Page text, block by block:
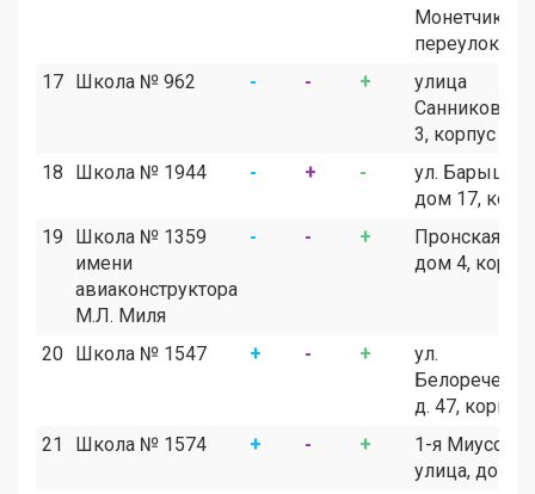
переулок,
17 Школа № 962 - - +
улица
Санникова,
3, корпус 3
18
Школа № 1944 - + -
ул.
дом 17,
19
Школа № 1359
имени
авиаконструктора
М.Л. Миля
- - +
Пронская
дом 4,
20 Школа № 1547 + - +
ул.
д. 47, корпус
21
Школа № 1574 + - +
1-я Миусская
улица, дом 4